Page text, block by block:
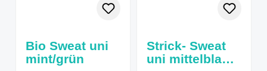
Bio Sweat uni
mint/grün
Strick- Sweat
uni mittelblau